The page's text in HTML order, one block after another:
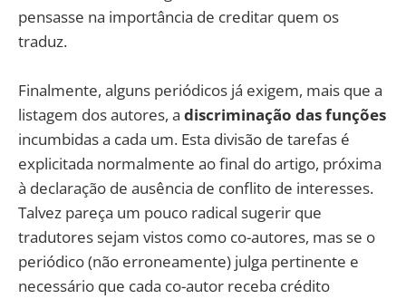
pensasse na importância de creditar quem os
traduz.
Finalmente, alguns periódicos já exigem, mais que a
listagem dos autores, a discriminação das funções
incumbidas a cada um. Esta divisão de tarefas é
explicitada normalmente ao final do artigo, próxima
à declaração de ausência de conflito de interesses.
Talvez pareça um pouco radical sugerir que
tradutores sejam vistos como co-autores, mas se o
periódico (não erroneamente) julga pertinente e
necessário que cada co-autor receba crédito